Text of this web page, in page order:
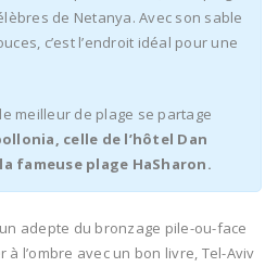
de Netanya. Avec son sable
c’est l’endroit idéal pour une
meilleur de plage se partage
celle de l’hôtel Dan
fameuse plage HaSharon.
adepte du bronzage pile-ou-face
l’ombre avec un bon livre, Tel-Aviv